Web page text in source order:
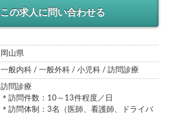
この求人に問い合わせる
岡山県
一般内科 / 一般外科 / 小児科 / 訪問診療
訪問診療
＊訪問件数：10～13件程度／日
＊訪問体制：3名（医師、看護師、ドライバ